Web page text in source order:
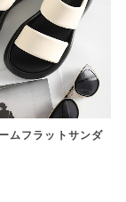
ムフラットサンダ